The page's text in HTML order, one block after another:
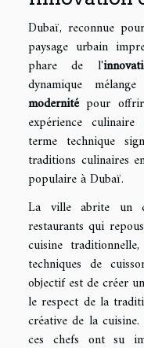
Dubaï, reconnue
paysage urbain
phare de l'
dynamique
modernitépour offrir
expérience
terme technique
traditions culinaires
populaire à Dubaï.
La ville abrite un
restaurants qui
cuisine
techniques de
objectif est de créer
le respect de la
créative de la
ces chefs ont su